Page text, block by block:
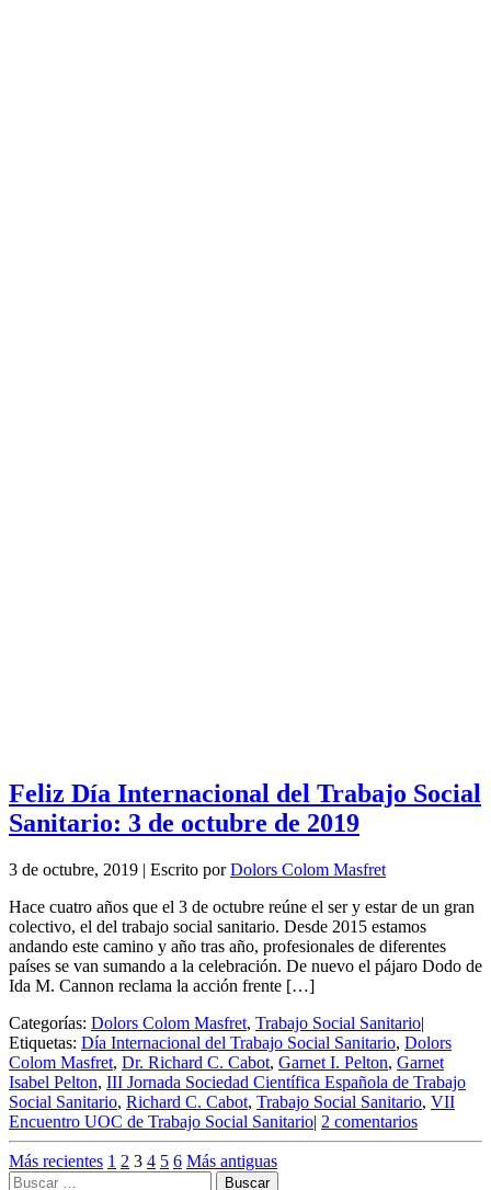
Feliz Día Internacional del Trabajo Social
Sanitario: 3 de octubre de 2019
3 de octubre, 2019 | Escrito porDolors Colom Masfret
Hace cuatro años que el 3 de octubre reúne el ser y estar de un gran
colectivo, el del trabajo social sanitario. Desde 2015 estamos
andando este camino y año tras año, profesionales de diferentes
países se van sumando a la celebración. De nuevo el pájaro Dodo de
Ida M. Cannon reclama la acción frente […]
Categorías: Dolors Colom Masfret, Trabajo Social Sanitario|
Etiquetas: Día Internacional del Trabajo Social Sanitario, Dolors
Colom Masfret, Dr. Richard C. Cabot, Garnet I. Pelton, Garnet
Isabel Pelton, III Jornada Sociedad Científica Española de Trabajo
Social Sanitario, Richard C. Cabot, Trabajo Social Sanitario, VII
Encuentro UOC de Trabajo Social Sanitario| 2 comentariosen
Feliz
Más recientes 1 2 3 4 5 6 Más antiguas
Buscar: